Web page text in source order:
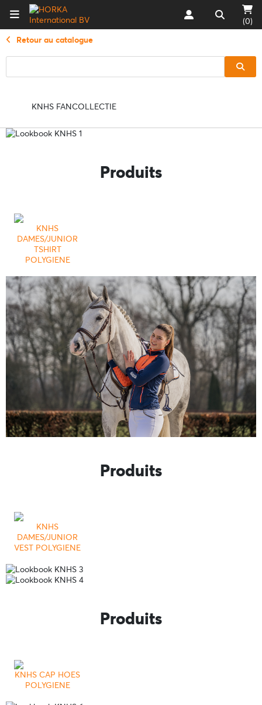
(0)
Retour au catalogue
KNHS FANCOLLECTIE
Produits
KNHS
DAMES/JUNIOR
TSHIRT
POLYGIENE
Produits
KNHS
DAMES/JUNIOR
VEST POLYGIENE
Produits
KNHS CAP HOES
POLYGIENE